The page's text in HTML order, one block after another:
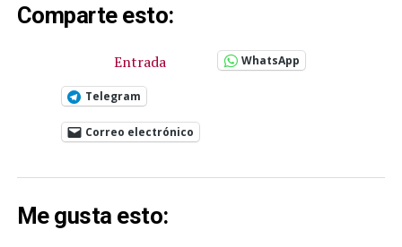
Comparte esto:
Entrada WhatsApp
Telegram
Correo electrónico
Me gusta esto: